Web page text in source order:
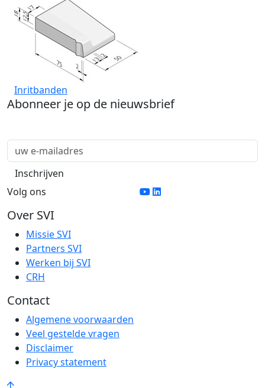
Inritbanden
Abonneer je op de nieuwsbrief
Volg ons
Over SVI
Missie SVI
Partners SVI
Werken bij SVI
CRH
Contact
Algemene voorwaarden
Veel gestelde vragen
Disclaimer
Privacy statement